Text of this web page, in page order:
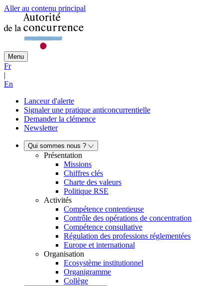
Aller au contenu principal
Menu
Fr
|
En
Lanceur d'alerte
Signaler une pratique anticoncurrentielle
Demander la clémence
Newsletter
Qui sommes nous ?
Présentation
Missions
Chiffres clés
Charte des valeurs
Politique RSE
Activités
Compétence contentieuse
Contrôle des opérations de concentration
Compétence consultative
Régulation des professions réglementées
Europe et international
Organisation
Ecosystème institutionnel
Organigramme
Collège